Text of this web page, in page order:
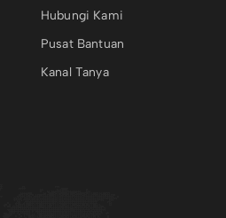
Hubungi Kami
Pusat Bantuan
Kanal Tanya